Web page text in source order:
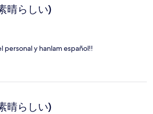
晴らしい)
personal y hanlam español!!
晴らしい)